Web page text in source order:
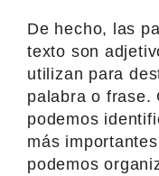
De hecho, las
texto son
utilizan para
palabra o frase.
podemos
más
podemos